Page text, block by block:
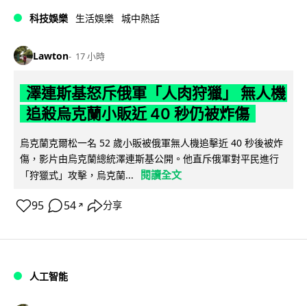
科技娛樂 生活娛樂 城中熱話
Lawton 17 小時
澤連斯基怒斥俄軍「人肉狩獵」 無人機
追殺烏克蘭小販近 40 秒仍被炸傷
烏克蘭克爾松一名 52 歲小販被俄軍無人機追擊近 40 秒後被炸
傷，影片由烏克蘭總統澤連斯基公開。他直斥俄軍對平民進行
「狩獵式」攻擊，烏克蘭...
閱讀全文
95 54 ↗ 分享
人工智能